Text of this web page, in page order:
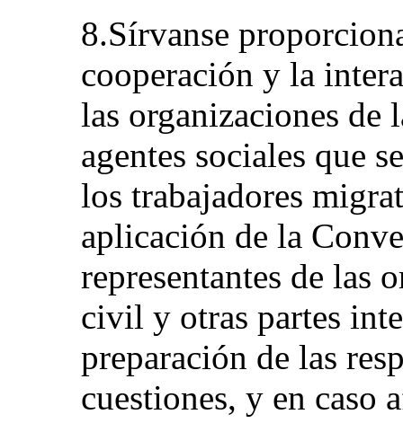
8.Sírvanse
cooperación y la
las organizaciones
agentes sociales que
los trabajadores
aplicación de la
representantes de las
civil y otras partes
preparación de las
cuestiones, y en caso